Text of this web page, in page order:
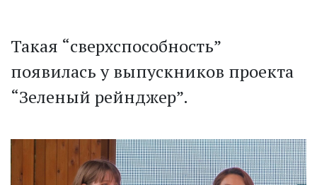
Такая “сверхспособность”
появилась у выпускников проекта
“Зеленый рейнджер”.